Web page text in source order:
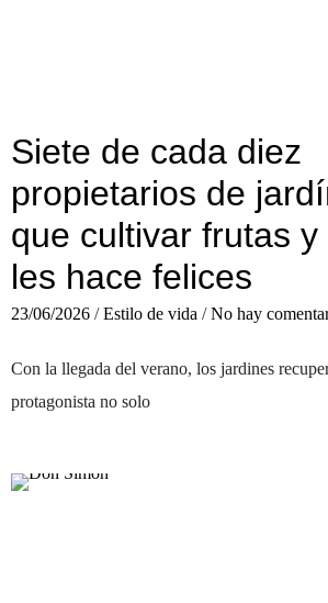
Siete de cada diez
propietarios de
que cultivar frutas
les hace felices
23/06/2026 / Estilo de vida / No hay
Con la llegada del verano, los jardines
protagonista no solo